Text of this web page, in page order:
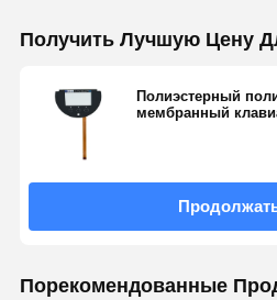
Получить Лучшую Цену
Полиэстерный
мембранный
Порекомендованные